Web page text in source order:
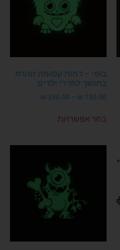
בוּפִּי – דמות קסומה זוהרת
בחושך לחדרי ילדים
150.00
₪
–
350.00
₪
בחר אפשרויות